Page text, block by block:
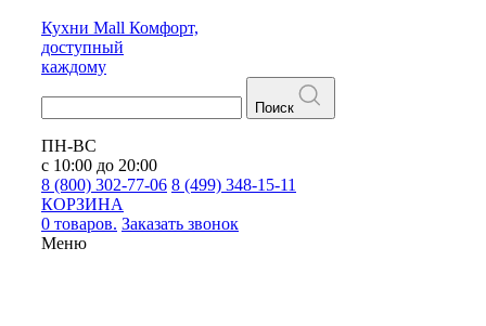
Кухни Mall Комфорт,
доступный
каждому
Поиск
ПН-ВС
с 10:00 до 20:00
8 (800) 302-77-06 8 (499) 348-15-11
КОРЗИНА
0 товаров. Заказать звонок
Меню